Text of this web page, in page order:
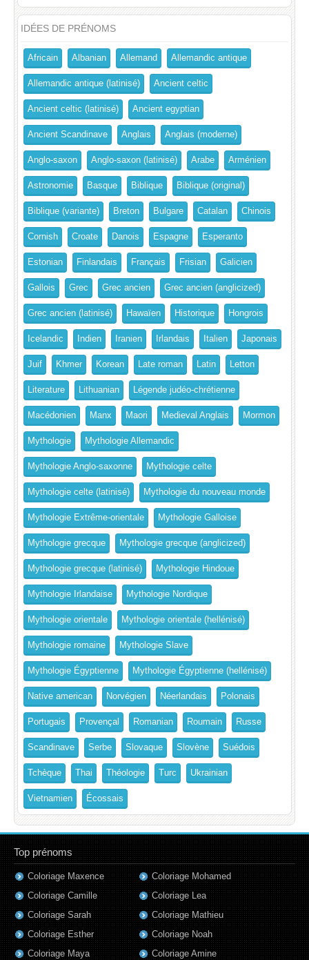
IDÉES DE PRÉNOMS
Africain Albanian Allemand Allemandic antique
Allemandic antique (latinisé) Ancient celtic
Ancient celtic (latinisé) Ancient egyptian
Ancient Scandinave Anglais Anglais (moderne)
Anglo-saxon Anglo-saxon (latinisé) Arabe Arménien
Astronomie Basque Biblique Biblique (original)
Biblique (variante) Breton Bulgare Catalan Chinois
Cornish Croate Danois Espagne Esperanto
Estonian Finlandais Français Frisian Galicien
Gallois Grec Grec ancien Grec ancien (anglicized)
Grec ancien (latinisé) Hawaïen Historique Hongrois
Icelandic Indien Iranien Irlandais Italien Japonais
Juif Khmer Korean Late roman Latin Letton
Literature Lithuanian Légende judéo-chrétienne
Macédonien Manx Maori Medieval Anglais Mormon
Mythologie Mythologie Allemandic
Mythologie Anglo-saxonne Mythologie celte
Mythologie celte (latinisé) Mythologie du nouveau monde
Mythologie Extrême-orientale Mythologie Galloise
Mythologie grecque Mythologie grecque (anglicized)
Mythologie grecque (latinisé) Mythologie Hindoue
Mythologie Irlandaise Mythologie Nordique
Mythologie orientale Mythologie orientale (hellénisé)
Mythologie romaine Mythologie Slave
Mythologie Égyptienne Mythologie Égyptienne (hellénisé)
Native american Norvégien Néerlandais Polonais
Portugais Provençal Romanian Roumain Russe
Scandinave Serbe Slovaque Slovène Suédois
Tchèque Thai Théologie Turc Ukrainian
Vietnamien Écossais
Top prénoms
Coloriage Maxence
Coloriage Camille
Coloriage Sarah
Coloriage Esther
Coloriage Maya
Coloriage Mohamed
Coloriage Lea
Coloriage Mathieu
Coloriage Noah
Coloriage Amine